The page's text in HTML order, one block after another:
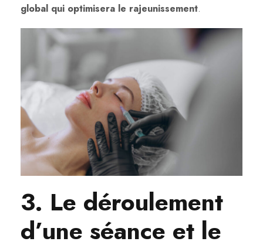
global qui optimisera le rajeunissement.
3. Le déroulement
d’une séance et le